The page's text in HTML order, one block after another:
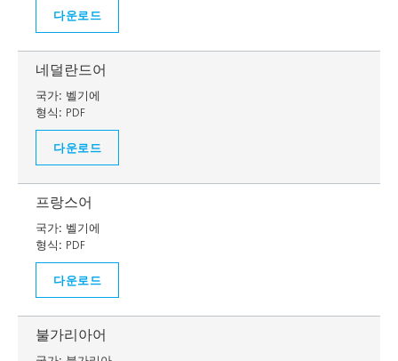
다운로드
네덜란드어
국가: 벨기에
형식: PDF
다운로드
프랑스어
국가: 벨기에
형식: PDF
다운로드
불가리아어